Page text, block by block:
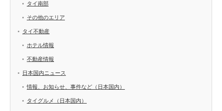
タイ南部
その他のエリア
タイ不動産
ホテル情報
不動産情報
日本国内ニュース
情報、お知らせ、事件など（日本国内）
タイグルメ（日本国内）